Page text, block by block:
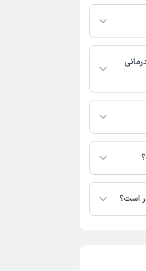
و تشخیص
را ویزیت
نشده است.
است؟